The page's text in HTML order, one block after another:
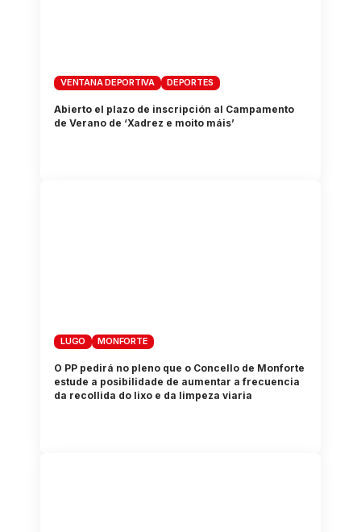
VENTANA DEPORTIVA DEPORTES
Abierto el plazo de inscripción al Campamento
de Verano de ‘Xadrez e moito máis’
LUGO MONFORTE
O PP pedirá no pleno que o Concello de Monforte
estude a posibilidade de aumentar a frecuencia
da recollida do lixo e da limpeza viaria